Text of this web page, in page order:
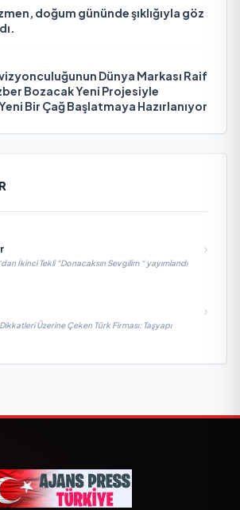
doğum gününde şıklığıyla göz
Dünya Markası Raif
Bozacak Yeni Projesiyle
Bir Çağ Başlatmaya Hazırlanıyor
İkinci Tekli “Donacaksın Sevgilim “ yayımlandı
Üzerine Çeken Türk Firması: Taşyapı